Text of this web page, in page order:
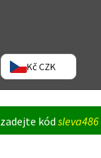
Kč CZK
zadejte kódsleva486